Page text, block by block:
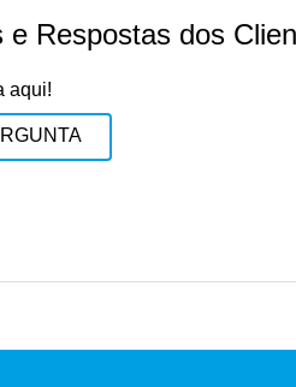
e Respostas dos
aqui!